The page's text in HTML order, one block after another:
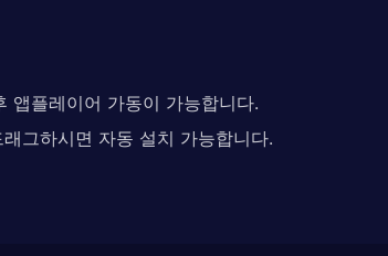
앱플레이어 가동이 가능합니다.
그하시면 자동 설치 가능합니다.